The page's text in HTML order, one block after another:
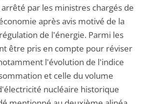
par les ministres chargés de
après avis motivé de la
de l'énergie. Parmi les
être pris en compte pour réviser
l'évolution de l'indice
et celle du volume
nucléaire historique